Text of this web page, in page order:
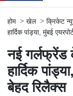
होम > खेल > क्रिकेट
हार्दिक पांड्या, मुंबई
नई गर्लफ्रेंड
हार्दिक
बेहद रिलैक्स